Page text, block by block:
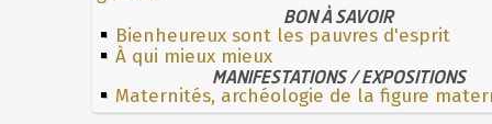
BON À SAVOIR
Bienheureux sont les pauvres d'esprit
À qui mieux mieux
MANIFESTATIONS / EXPOSITIONS
Maternités, archéologie de la figure